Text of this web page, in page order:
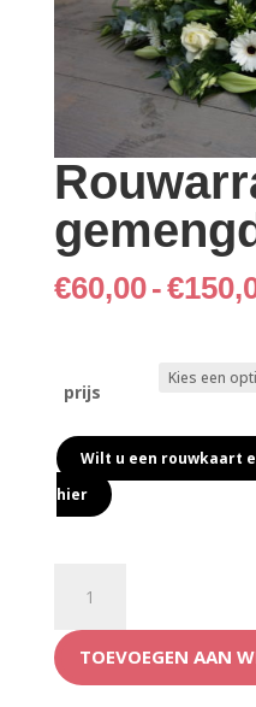
€60,00-€
prijs
Wilt u een rouwkaart
hier
gemengd
wit
aantalTOEVOEGEN AAN